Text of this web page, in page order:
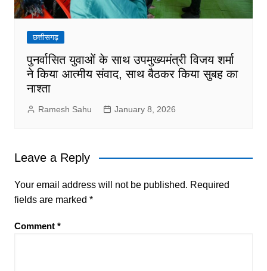
छत्तीसगढ़
पुनर्वासित युवाओं के साथ उपमुख्यमंत्री विजय शर्मा
ने किया आत्मीय संवाद, साथ बैठकर किया सुबह का
नाश्ता
Ramesh Sahu January 8, 2026
Leave a Reply
Your email address will not be published. Required
fields are marked *
Comment *